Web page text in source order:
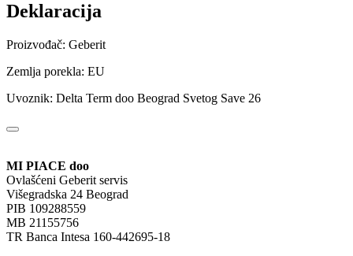
Deklaracija
Proizvođač: Geberit
Zemlja porekla: EU
Uvoznik: Delta Term doo Beograd Svetog Save 26
MI PIACE doo
Ovlašćeni Geberit servis
Višegradska 24 Beograd
PIB 109288559
MB 21155756
TR Banca Intesa 160-442695-18